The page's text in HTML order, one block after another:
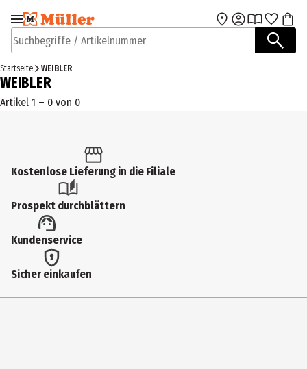
Zur Navigation
springen
Zum Hauptinhalt
Suchbegriffe / Artikelnummer
Startseite WEIBLER
WEIBLER
Artikel 1 – 0 von 0
Kostenlose Lieferung in die Filiale
Prospekt durchblättern
Kundenservice
Sicher einkaufen